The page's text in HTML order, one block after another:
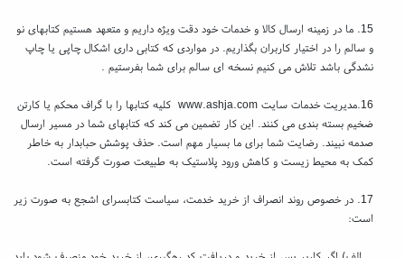
15. ما در زمینه ارسال کالا و خدمات خود دقت ویژه داریم و متعهد هستیم کتابهای نو
و سالم را در اختیار کاربران بگذاریم. در مواردی که کتابی داری اشکال چاپی یا چاپ
نشدگی باشد تلاش می کنیم نسخه ای سالم برای شما بفرستیم .
16.مدیریت خدمات سایت www.ashja.com کلیه کتابها را با گراف محکم یا کارتن
ضخیم بسته بندی می کنند. این کار تضمین می کند که کتابهای شما در مسیر ارسال
صدمه نبیند. رضایت شما برای ما بسیار مهم است. حذف پوشش حبابدار به خاطر
کمک به محیط زیست و کاهش ورود پلاستیک به طبیعت صورت گرفته است.
17. در خصوص روند انصراف از خرید خدمت، سیاست کتابسرای اشجع به صورت زیر
است: